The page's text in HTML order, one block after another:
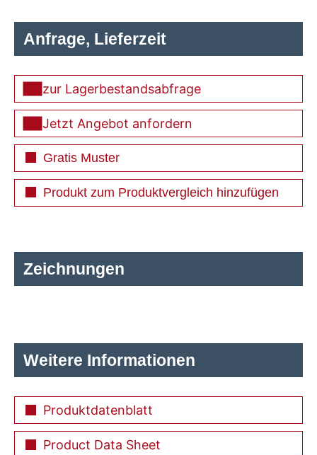
Zeichnungen
Weitere Informationen
Produktdatenblatt
Product Data Sheet
Anfrage, Lieferzeit
zur Lagerbestandsabfrage
Jetzt Angebot anfordern
Gratis Muster
Produkt zum Produktvergleich hinzufügen